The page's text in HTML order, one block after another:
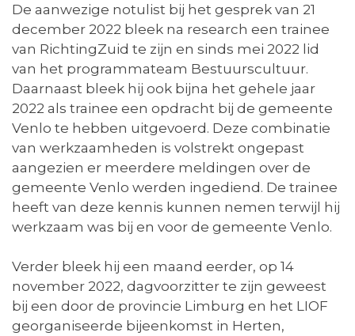
De aanwezige notulist bij het gesprek van 21
december 2022 bleek na research een trainee
van RichtingZuid te zijn en sinds mei 2022 lid
van het programmateam Bestuurscultuur.
Daarnaast bleek hij ook bijna het gehele jaar
2022 als trainee een opdracht bij de gemeente
Venlo te hebben uitgevoerd. Deze combinatie
van werkzaamheden is volstrekt ongepast
aangezien er meerdere meldingen over de
gemeente Venlo werden ingediend. De trainee
heeft van deze kennis kunnen nemen terwijl hij
werkzaam was bij en voor de gemeente Venlo.
Verder bleek hij een maand eerder, op 14
november 2022, dagvoorzitter te zijn geweest
bij een door de provincie Limburg en het LIOF
georganiseerde bijeenkomst in Herten,